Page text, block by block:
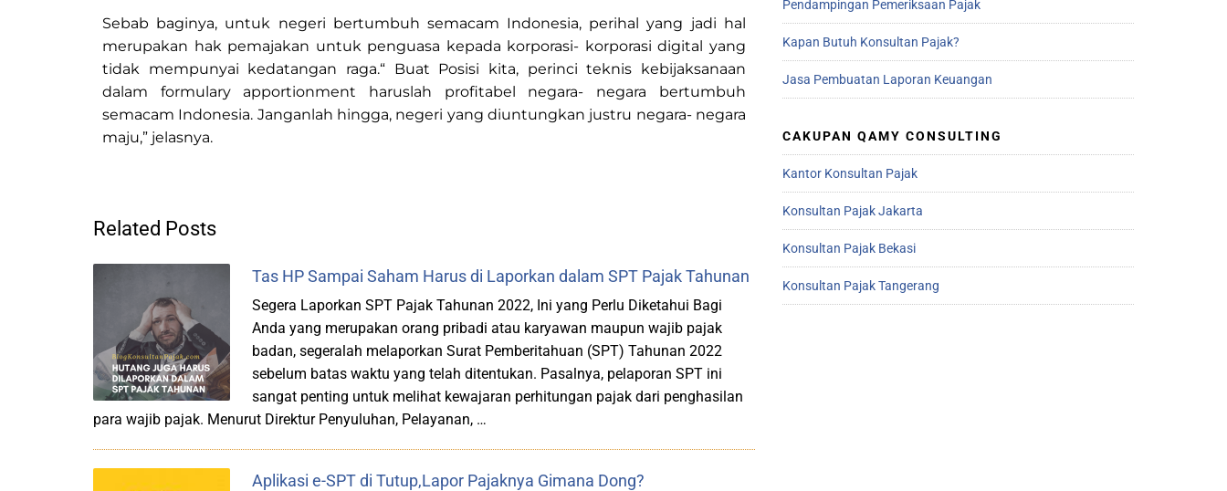
Sebab baginya, untuk negeri bertumbuh semacam Indonesia, perihal yang jadi hal
merupakan hak pemajakan untuk penguasa kepada korporasi- korporasi digital yang
tidak mempunyai kedatangan raga.“ Buat Posisi kita, perinci teknis kebijaksanaan
dalam formulary apportionment haruslah profitabel negara- negara bertumbuh
semacam Indonesia. Janganlah hingga, negeri yang diuntungkan justru negara- negara
maju,” jelasnya.
Related Posts
Tas HP Sampai Saham Harus di Laporkan dalam SPT Pajak Tahunan
Segera Laporkan SPT Pajak Tahunan 2022, Ini yang Perlu Diketahui Bagi
Anda yang merupakan orang pribadi atau karyawan maupun wajib pajak
badan, segeralah melaporkan Surat Pemberitahuan (SPT) Tahunan 2022
sebelum batas waktu yang telah ditentukan. Pasalnya, pelaporan SPT ini
sangat penting untuk melihat kewajaran perhitungan pajak dari penghasilan
para wajib pajak. Menurut Direktur Penyuluhan, Pelayanan, …
Aplikasi e-SPT di Tutup,Lapor Pajaknya Gimana Dong?
Pendampingan Pemeriksaan Pajak
Kapan Butuh Konsultan Pajak?
Jasa Pembuatan Laporan Keuangan
CAKUPAN QAMY CONSULTING
Kantor Konsultan Pajak
Konsultan Pajak Jakarta
Konsultan Pajak Bekasi
Konsultan Pajak Tangerang